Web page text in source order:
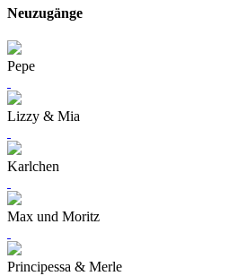
Neuzugänge
Pepe
Lizzy & Mia
Karlchen
Max und Moritz
Principessa & Merle